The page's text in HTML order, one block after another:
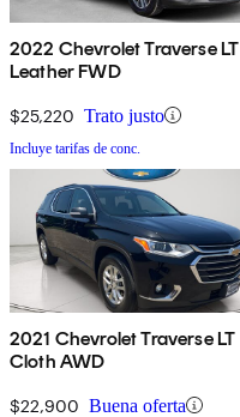
2022 Chevrolet Traverse LT
Leather FWD
$25,220 Trato justo
Incluye tarifas de conc.
2021 Chevrolet Traverse LT
Cloth AWD
$22,900 Buena oferta